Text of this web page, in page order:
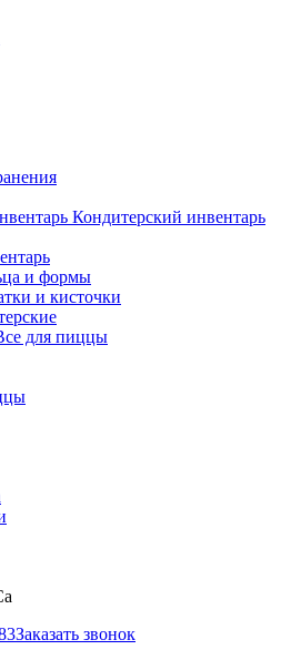
Кондитерский инвентарь
и формы
и кисточки
для пиццы
Заказать звонок